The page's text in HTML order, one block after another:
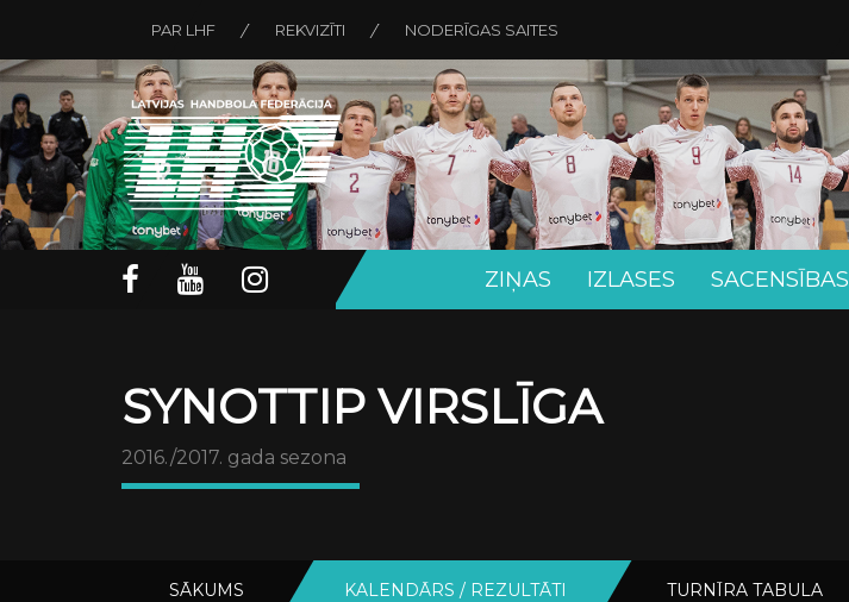
PAR LHF REKVIZĪTI NODERĪGAS SAITES
ZIŅAS IZLASES SACENSĪBAS
SYNOTTIP VIRSLĪGA
2016./2017. gada sezona
SĀKUMS KALENDĀRS / REZULTĀTI TURNĪRA TABULA